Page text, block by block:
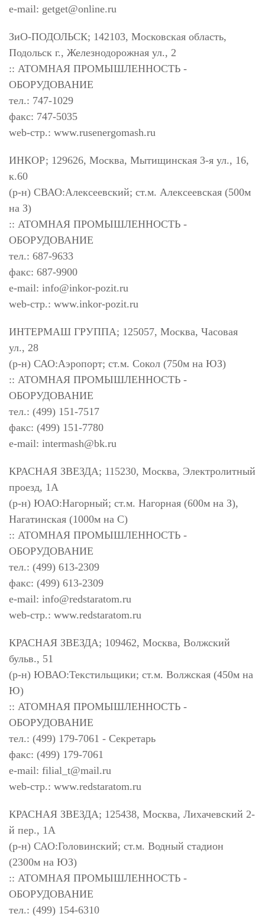
e-mail: getget@online.ru
ЗиО-ПОДОЛЬСК; 142103, Московская область,
Подольск г., Железнодорожная ул., 2
:: АТОМНАЯ ПРОМЫШЛЕННОСТЬ -
ОБОРУДОВАНИЕ
тел.: 747-1029
факс: 747-5035
web-стр.: www.rusenergomash.ru
ИНКОР; 129626, Москва, Мытищинская 3-я ул., 16,
к.60
(р-н) СВАО:Алексеевский; ст.м. Алексеевская (500м
на З)
:: АТОМНАЯ ПРОМЫШЛЕННОСТЬ -
ОБОРУДОВАНИЕ
тел.: 687-9633
факс: 687-9900
e-mail: info@inkor-pozit.ru
web-стр.: www.inkor-pozit.ru
ИНТЕРМАШ ГРУППА; 125057, Москва, Часовая
ул., 28
(р-н) САО:Аэропорт; ст.м. Сокол (750м на ЮЗ)
:: АТОМНАЯ ПРОМЫШЛЕННОСТЬ -
ОБОРУДОВАНИЕ
тел.: (499) 151-7517
факс: (499) 151-7780
e-mail: intermash@bk.ru
КРАСНАЯ ЗВЕЗДА; 115230, Москва, Электролитный
проезд, 1А
(р-н) ЮАО:Нагорный; ст.м. Нагорная (600м на З),
Нагатинская (1000м на С)
:: АТОМНАЯ ПРОМЫШЛЕННОСТЬ -
ОБОРУДОВАНИЕ
тел.: (499) 613-2309
факс: (499) 613-2309
e-mail: info@redstaratom.ru
web-стр.: www.redstaratom.ru
КРАСНАЯ ЗВЕЗДА; 109462, Москва, Волжский
бульв., 51
(р-н) ЮВАО:Текстильщики; ст.м. Волжская (450м на
Ю)
:: АТОМНАЯ ПРОМЫШЛЕННОСТЬ -
ОБОРУДОВАНИЕ
тел.: (499) 179-7061 - Секретарь
факс: (499) 179-7061
e-mail: filial_t@mail.ru
web-стр.: www.redstaratom.ru
КРАСНАЯ ЗВЕЗДА; 125438, Москва, Лихачевский 2-
й пер., 1А
(р-н) САО:Головинский; ст.м. Водный стадион
(2300м на ЮЗ)
:: АТОМНАЯ ПРОМЫШЛЕННОСТЬ -
ОБОРУДОВАНИЕ
тел.: (499) 154-6310